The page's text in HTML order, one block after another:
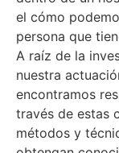
el cómo
persona que
A raíz de la
nuestra
encontramos
través de estas
métodos y